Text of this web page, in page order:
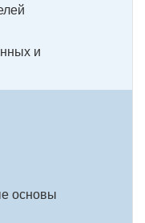
и
основы